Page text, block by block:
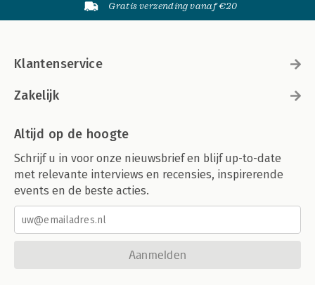
Gratis verzending vanaf €20
Klantenservice
Zakelijk
Altijd op de hoogte
Schrijf u in voor onze nieuwsbrief en blijf up-to-date
met relevante interviews en recensies, inspirerende
events en de beste acties.
Aanmelden